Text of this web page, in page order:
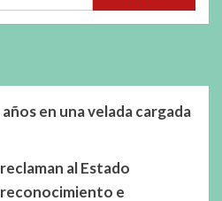
en una velada cargada
al Estado
e